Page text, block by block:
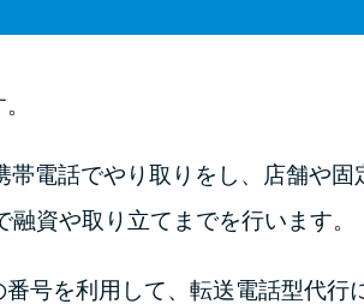
電話でやり取りをし、店舗や固
資や取り立てまでを行います。
号を利用して、転送電話型代行